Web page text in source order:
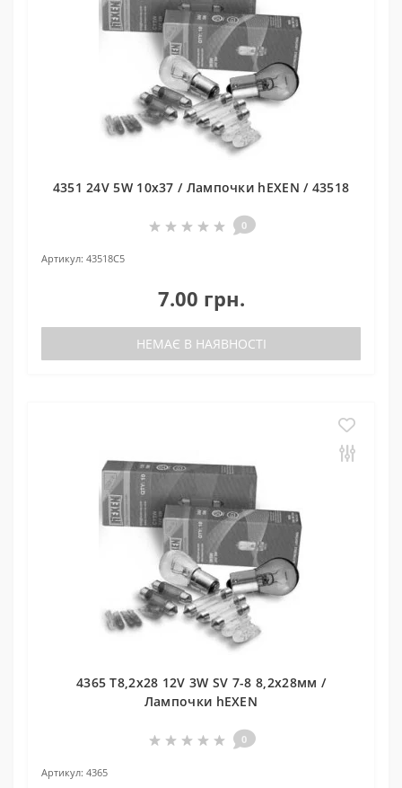
4351 24V 5W 10x37 / Лампочки hEXEN / 43518
0
Артикул: 43518C5
7.00 грн.
НЕМАЄ В НАЯВНОСТІ
4365 T8,2x28 12V 3W SV 7-8 8,2x28мм /
Лампочки hEXEN
0
Артикул: 4365